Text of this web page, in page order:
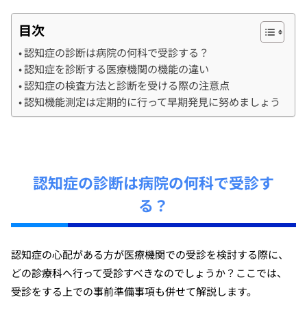
目次
認知症の診断は病院の何科で受診する？
認知症を診断する医療機関の機能の違い
認知症の検査方法と診断を受ける際の注意点
認知機能測定は定期的に行って早期発見に努めましょう
認知症の診断は病院の何科で受診す
る？
認知症の心配がある方が医療機関での受診を検討する際に、
どの診療科へ行って受診すべきなのでしょうか？ここでは、
受診をする上での事前準備事項も併せて解説します。